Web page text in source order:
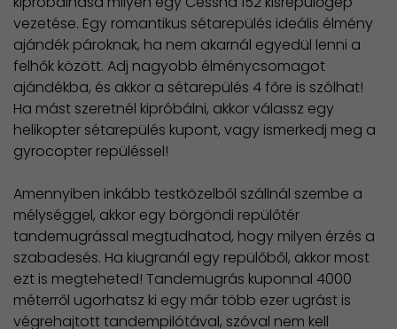
vezetése. Egy romantikus sétarepülés ideális élmény
ajándék pároknak, ha nem akarnál egyedül lenni a
felhők között. Adj nagyobb élménycsomagot
ajándékba, és akkor a sétarepülés 4 főre is szólhat!
Ha mást szeretnél kipróbálni, akkor válassz egy
helikopter sétarepülés kupont, vagy ismerkedj meg a
gyrocopter repüléssel!
Amennyiben inkább testközelből szállnál szembe a
mélységgel, akkor egy börgöndi repülőtér
tandemugrással megtudhatod, hogy milyen érzés a
szabadesés. Ha kiugranál egy repülőből, akkor most
ezt is megteheted! Tandemugrás kuponnal 4000
méterről ugorhatsz ki egy már több ezer ugrást is
végrehajtott tandempilótával, szóval nem kell